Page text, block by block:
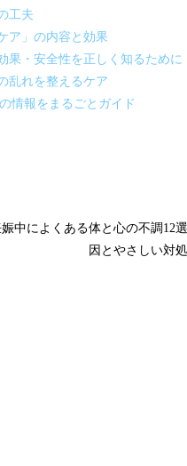
工夫
ア」の内容と効果
果・安全性を正しく知るために
乱れを整えるケア
情報をまるごとガイド
中によくある体と心の不調12
因とやさしい対